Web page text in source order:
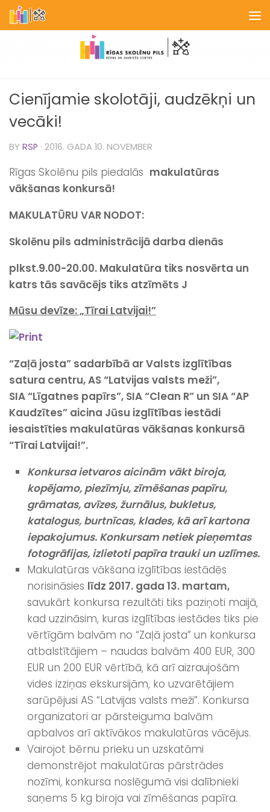
Skip to content
Cienījamie skolotāji, audzēkņi un
vecāki!
BY RSP · 2016. GADA 10. NOVEMBER
Rīgas Skolēnu pils piedalās makulatūras
vākšanas konkursā!
MAKULATŪRU VAR NODOT:
Skolēnu pils administrācijā darba dienās
plkst.9.00-20.00. Makulatūra tiks nosvērta un
katrs tās savācējs tiks atzīmēts J
Mūsu devīze: „Tīrai Latvijai!”
“Zaļā josta” sadarbībā ar Valsts izglītības
satura centru, AS “Latvijas valsts meži”,
SIA “Līgatnes papīrs”, SIA “Clean R” un SIA “AP
Kaudzītes” aicina Jūsu izglītības iestādi
iesaistīties makulatūras vākšanas konkursā
“Tīrai Latvijai!”.
Konkursa ietvaros aicinām vākt biroja,
kopējamo, piezīmju, zīmēšanas papīru,
grāmatas, avīzes, žurnālus, bukletus,
katalogus, burtnīcas, klades, kā arī kartona
iepakojumus. Konkursam netiek pieņemtas
fotogrāfijas, izlietoti papīra trauki un uzlīmes.
Makulatūras vākšana izglītības iestādēs
norisināsies līdz 2017. gada 13. martam,
savukārt konkursa rezultāti tiks paziņoti maijā,
kad uzzināsim, kuras izglītības iestādes tiks pie
vērtīgām balvām no “Zaļā josta” un konkursa
atbalstītājiem – naudas balvām 400 EUR, 300
EUR un 200 EUR vērtībā, kā arī aizraujošām
vides izziņas ekskursijām, ko uzvarētājiem
sarūpējusi AS “Latvijas valsts meži”. Konkursa
organizatori ar pārsteiguma balvām
apbalvos arī aktīvākos makulatūras vācējus.
Vairojot bērnu prieku un uzskatāmi
demonstrējot makulatūras pārstrādes
nozīmi, konkursa noslēgumā visi dalībnieki
saņems 5 kg biroja vai zīmēšanas papīra.